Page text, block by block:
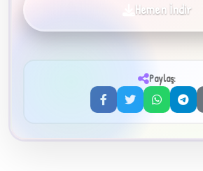
Hemen İndir
Paylaş: